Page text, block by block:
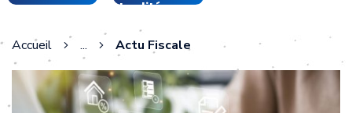
Actualités comptables
Accueil ... Actu Fiscale